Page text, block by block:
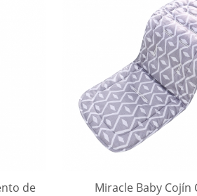
de
Miracle Baby Cojín